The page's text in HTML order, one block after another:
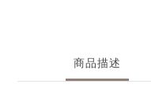
商品描述